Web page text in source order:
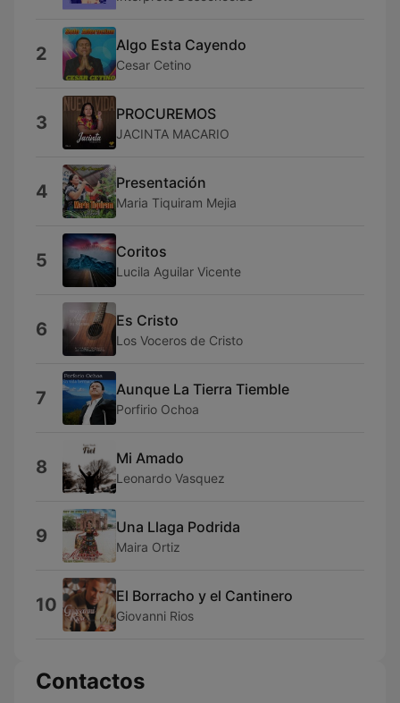
2 Algo Esta Cayendo
Cesar Cetino
3 PROCUREMOS
JACINTA MACARIO
4 Presentación
Maria Tiquiram Mejia
5 Coritos
Lucila Aguilar Vicente
6 Es Cristo
Los Voceros de Cristo
7 Aunque La Tierra Tiemble
Porfirio Ochoa
8 Mi Amado
Leonardo Vasquez
9 Una Llaga Podrida
Maira Ortiz
10 El Borracho y el Cantinero
Giovanni Rios
Contactos